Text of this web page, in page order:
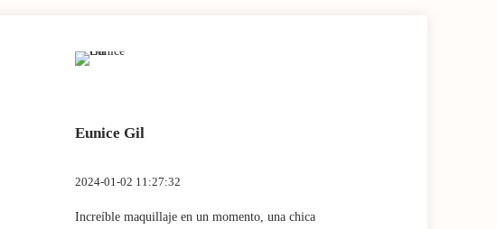
Eunice Gil
2024-01-02 11:27:32
Increíble maquillaje en un momento, una chica